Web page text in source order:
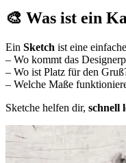
🎨 Was ist ein
Ein Sketch ist eine einfache
– Wo kommt das
– Wo ist Platz für den
– Welche Maße
Sketche helfen dir, schnell